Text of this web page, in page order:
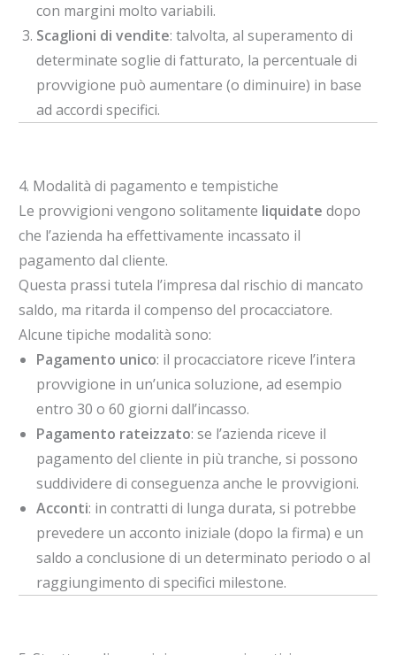
con margini molto variabili.
Scaglioni di vendite: talvolta, al superamento di
determinate soglie di fatturato, la percentuale di
provvigione può aumentare (o diminuire) in base
ad accordi specifici.
4. Modalità di pagamento e tempistiche
Le provvigioni vengono solitamente liquidate dopo
che l’azienda ha effettivamente incassato il
pagamento dal cliente.
Questa prassi tutela l’impresa dal rischio di mancato
saldo, ma ritarda il compenso del procacciatore.
Alcune tipiche modalità sono:
Pagamento unico: il procacciatore riceve l’intera
provvigione in un’unica soluzione, ad esempio
entro 30 o 60 giorni dall’incasso.
Pagamento rateizzato: se l’azienda riceve il
pagamento del cliente in più tranche, si possono
suddividere di conseguenza anche le provvigioni.
Acconti: in contratti di lunga durata, si potrebbe
prevedere un acconto iniziale (dopo la firma) e un
saldo a conclusione di un determinato periodo o al
raggiungimento di specifici milestone.